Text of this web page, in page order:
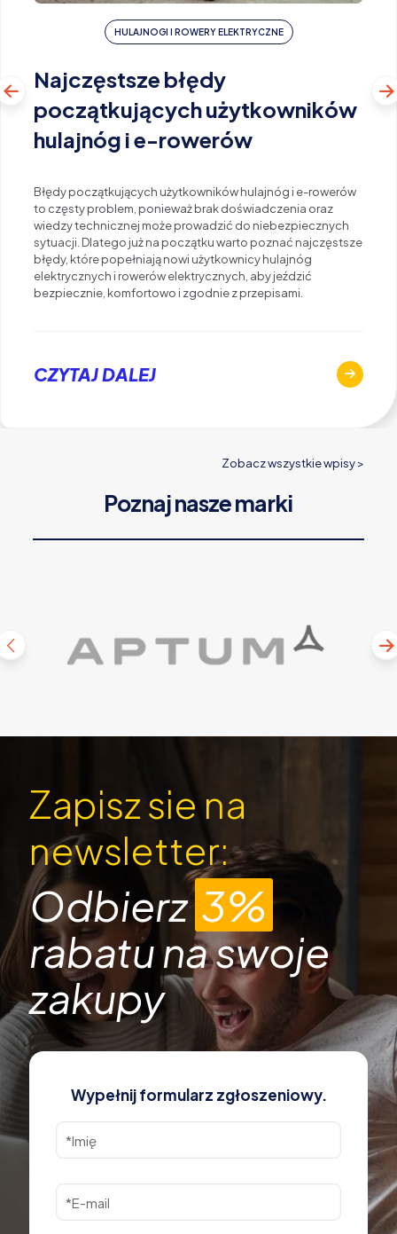
HULAJNOGI I ROWERY ELEKTRYCZNE
Najczęstsze błędy
początkujących użytkowników
hulajnóg i e-rowerów
Błędy początkujących użytkowników hulajnóg i e-rowerów
to częsty problem, ponieważ brak doświadczenia oraz
wiedzy technicznej może prowadzić do niebezpiecznych
sytuacji. Dlatego już na początku warto poznać najczęstsze
błędy, które popełniają nowi użytkownicy hulajnóg
elektrycznych i rowerów elektrycznych, aby jeździć
bezpiecznie, komfortowo i zgodnie z przepisami.
CZYTAJ DALEJ
Zobacz wszystkie wpisy >
Poznaj nasze marki
Zapisz sie na
newsletter:
Odbierz3%
rabatu na swoje
zakupy
Wypełnij formularz zgłoszeniowy.